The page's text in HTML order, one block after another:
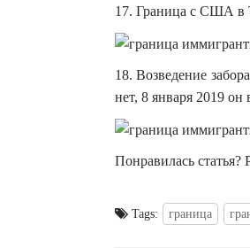
17. Граница с США в
18. Возведение
нет, 8 января 2019
Понравилась статья?
Tags: граница